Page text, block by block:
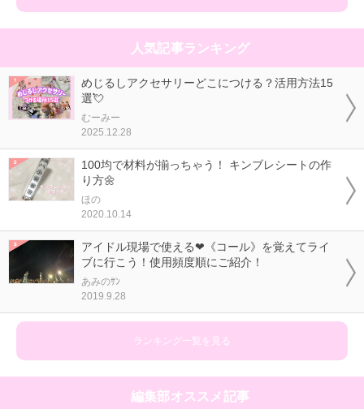
人気記事ランキング
めじるしアクセサリーどこにつける？活用方法15
選💘
むーみー
2025.12.28
100均で材料が揃っちゃう！ キンブレシートの作
り方🌼
ほの
2020.10.14
アイドル現場で使える❤《コール》を覚えてライ
ブに行こう！使用頻度順にご紹介！
あみのｻﾝ
2019.9.28
ランキング一覧を見る
編集部オススメ記事